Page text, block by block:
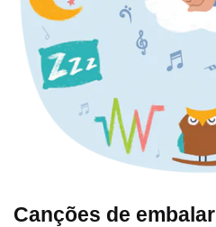
Canções de embalar